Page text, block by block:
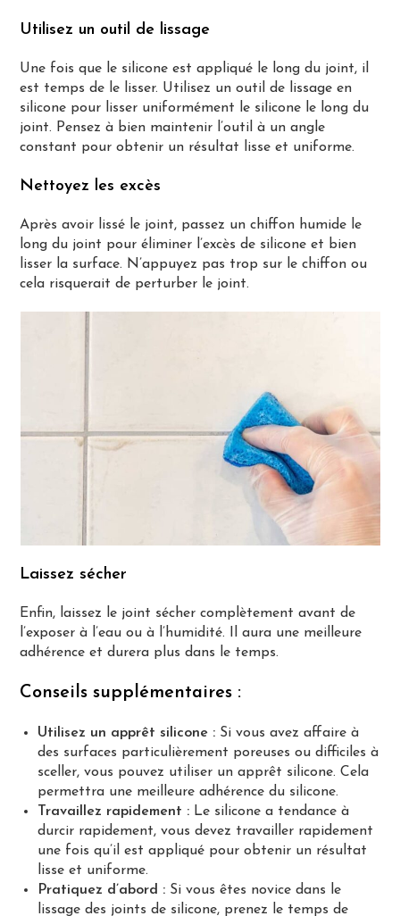
Utilisez un outil de lissage
Une fois que le silicone est appliqué le long du joint, il
est temps de le lisser. Utilisez un outil de lissage en
silicone pour lisser uniformément le silicone le long du
joint. Pensez à bien maintenir l’outil à un angle
constant pour obtenir un résultat lisse et uniforme.
Nettoyez les excès
Après avoir lissé le joint, passez un chiffon humide le
long du joint pour éliminer l’excès de silicone et bien
lisser la surface. N’appuyez pas trop sur le chiffon ou
cela risquerait de perturber le joint.
Laissez sécher
Enfin, laissez le joint sécher complètement avant de
l’exposer à l’eau ou à l’humidité. Il aura une meilleure
adhérence et durera plus dans le temps.
Conseils supplémentaires :
Utilisez un apprêt silicone : Si vous avez affaire à
des surfaces particulièrement poreuses ou difficiles à
sceller, vous pouvez utiliser un apprêt silicone. Cela
permettra une meilleure adhérence du silicone.
Travaillez rapidement : Le silicone a tendance à
durcir rapidement, vous devez travailler rapidement
une fois qu’il est appliqué pour obtenir un résultat
lisse et uniforme.
Pratiquez d’abord : Si vous êtes novice dans le
lissage des joints de silicone, prenez le temps de